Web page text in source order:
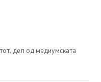
дел од медиумската